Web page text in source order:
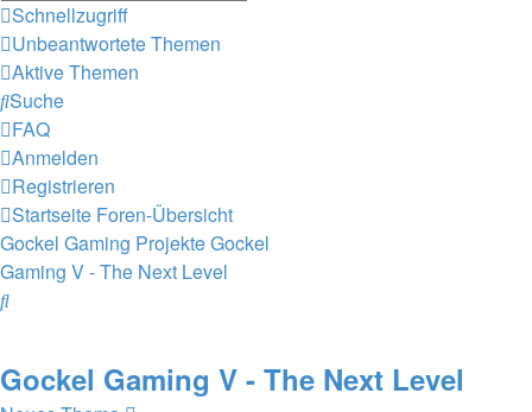
Schnellzugriff
Unbeantwortete Themen
Aktive Themen
Suche
FAQ
Anmelden
Registrieren
Startseite Foren-Übersicht
Gockel Gaming ProjekteGockel
Gaming V - The Next Level
Suche
Gockel Gaming V - The Next Level